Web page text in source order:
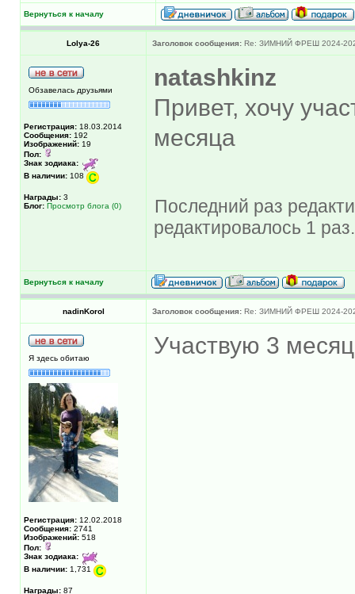
Вернуться к началу
Lolya-26 Заголовок сообщения: Re: ЗИМНИЙ ФРЕШ 2024-
Обзавелась друзьями
Регистрация: 18.03.2014
Сообщения: 192
Изображений: 19
Пол:
Знак зодиака:
В наличии: 108
Награды: 3
Блог: Просмотр блога (0)
natashkinz
Привет, хочу
месяца
Последний раз
редактировалось 1 раз.
Вернуться к началу
nadinKorol Заголовок сообщения: Re: ЗИМНИЙ ФРЕШ 2024-
Я здесь обитаю
Регистрация: 12.02.2018
Сообщения: 2741
Изображений: 518
Пол:
Знак зодиака:
В наличии: 1,731
Награды: 87
Участвую 3